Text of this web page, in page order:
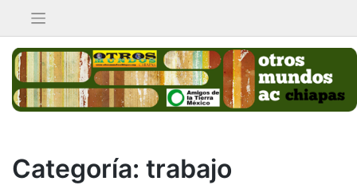
contenido
Categoría: trabajo